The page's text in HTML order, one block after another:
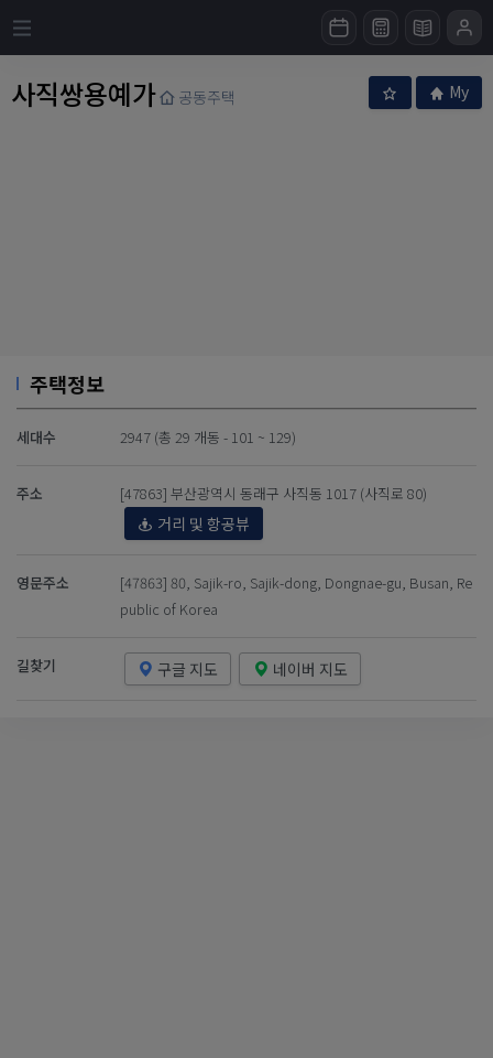
사직쌍용예가 공동주택 My
주택정보
세대수 2947 (총 29 개동 - 101 ~ 129)
주소 [47863] 부산광역시 동래구 사직동 1017 (사직로 80)
거리 및 항공뷰
영문주소
[47863] 80, Sajik-ro, Sajik-dong, Dongnae-gu, Busan, Re
public of Korea
길찾기 구글 지도 네이버 지도